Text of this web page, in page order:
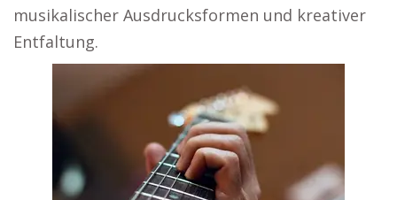
musikalischer Ausdrucksformen und kreativer
Entfaltung.